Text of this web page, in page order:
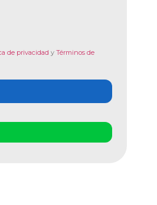
de privacidad y Términos de